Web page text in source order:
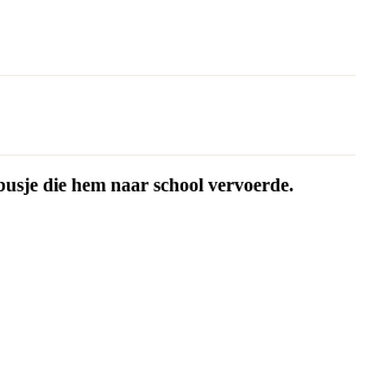
die hem naar school vervoerde.